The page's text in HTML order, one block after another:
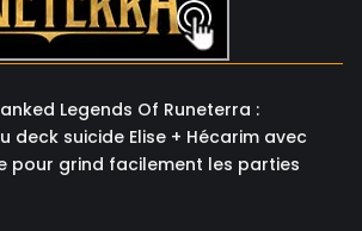
Legends Of Runeterra :
deck suicide Elise + Hécarim avec
pour grind facilement les parties